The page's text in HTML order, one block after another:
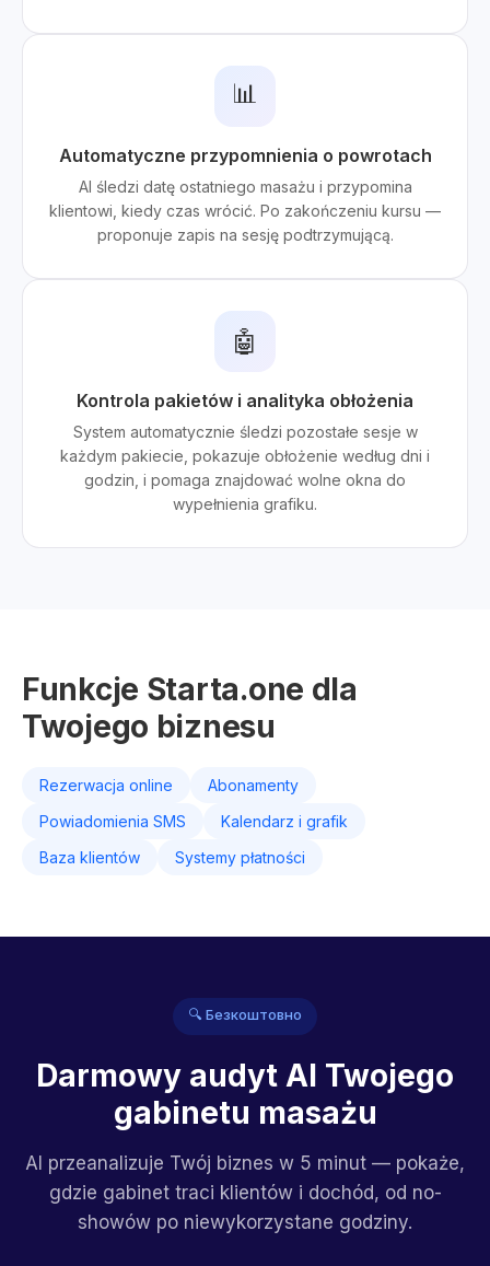
📊
Automatyczne przypomnienia o powrotach
AI śledzi datę ostatniego masażu i przypomina
klientowi, kiedy czas wrócić. Po zakończeniu kursu —
proponuje zapis na sesję podtrzymującą.
🤖
Kontrola pakietów i analityka obłożenia
System automatycznie śledzi pozostałe sesje w
każdym pakiecie, pokazuje obłożenie według dni i
godzin, i pomaga znajdować wolne okna do
wypełnienia grafiku.
Funkcje Starta.one dla
Twojego biznesu
Rezerwacja online
Abonamenty
Powiadomienia SMS
Kalendarz i grafik
Baza klientów
Systemy płatności
🔍 Безкоштовно
Darmowy audyt AI Twojego
gabinetu masażu
AI przeanalizuje Twój biznes w 5 minut — pokaże,
gdzie gabinet traci klientów i dochód, od no-
showów po niewykorzystane godziny.